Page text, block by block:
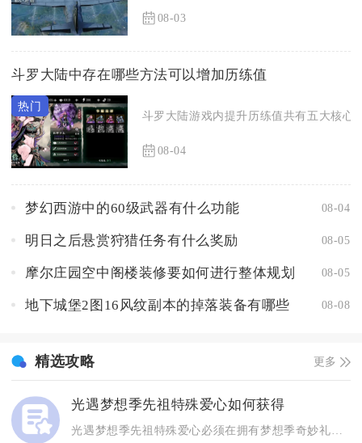
08-03
斗罗大陆中存在哪些方法可以增加历练值
斗罗大陆游戏内提升历练值共有五大核心
08-04
梦幻西游中的60级武器有什么功能 08-04
明日之后悬赏狩猎任务有什么奖励 08-05
摩尔庄园空中阁楼装修要如何进行整体规划 08-05
地下城堡2图16风纹副本的掉落装备有哪些 08-08
精选攻略 更多
光遇梦想季先祖特殊爱心如何获得